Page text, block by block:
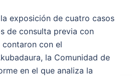
exposición de cuatro casos
de consulta previa con
contaron con el
la Comunidad de
en el que analiza la